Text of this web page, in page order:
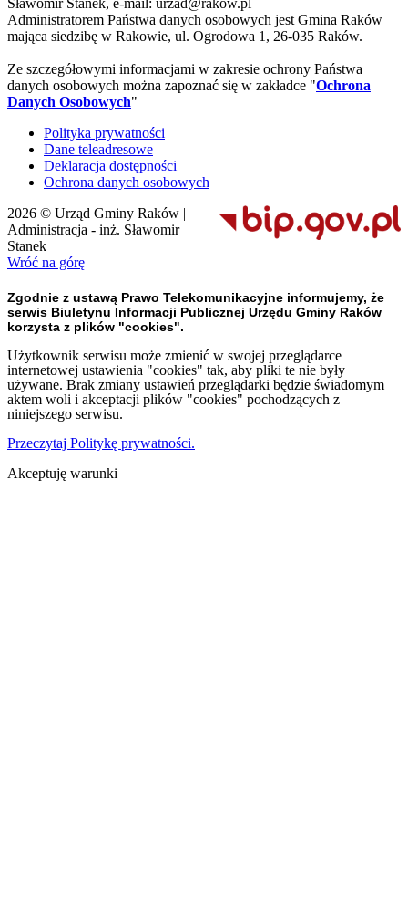
Administratorem Państwa danych osobowych jest Gmina Raków
mająca siedzibę w Rakowie, ul. Ogrodowa 1, 26-035 Raków.
Ze szczegółowymi informacjami w zakresie ochrony Państwa
danych osobowych można zapoznać się w zakładce "Ochrona
Danych Osobowych"
Polityka prywatności
Dane teleadresowe
Deklaracja dostępności
Ochrona danych osobowych
2026 © Urząd Gminy Raków |
Administracja - inż. Sławomir
Stanek
Wróć na górę
Zgodnie z ustawą Prawo Telekomunikacyjne informujemy, że
serwis Biuletynu Informacji Publicznej Urzędu Gminy Raków
korzysta z plików "cookies".
Użytkownik serwisu może zmienić w swojej przeglądarce
internetowej ustawienia "cookies" tak, aby pliki te nie były
używane. Brak zmiany ustawień przeglądarki będzie świadomym
aktem woli i akceptacji plików "cookies" pochodzących z
niniejszego serwisu.
Przeczytaj Politykę prywatności.
Akceptuję warunki